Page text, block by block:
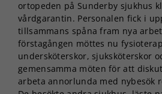
ortopeden på Sunderby sjukhus
vårdgarantin. Personalen fick i
tillsammans spåna fram nya
förstagången möttes nu
undersköterskor, sjuksköterskor
gemensamma möten för att
arbeta annorlunda med nybesök